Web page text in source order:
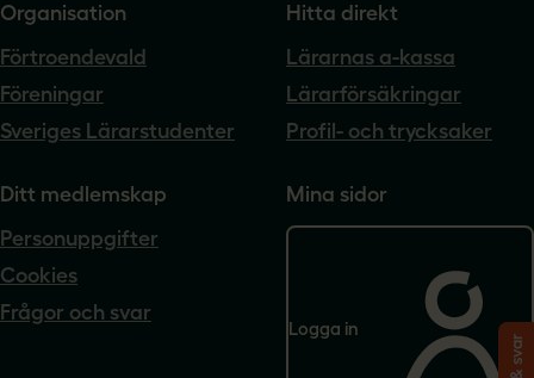
Organisation
Förtroendevald
Föreningar
Sveriges Lärarstudenter
Hitta direkt
Lärarnas a-kassa
Lärarförsäkringar
Profil- och trycksaker
Ditt medlemskap
Personuppgifter
Cookies
Frågor och svar
Mina sidor
Logga in